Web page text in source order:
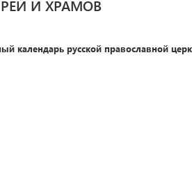
И ХРАМОВ
календарь русской православной